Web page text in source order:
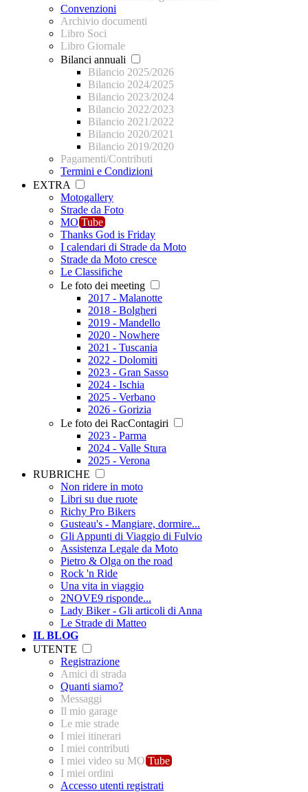
Convenzioni
Archivio documenti
Libro Soci
Libro Giornale
Bilanci annuali
Bilancio 2025/2026
Bilancio 2024/2025
Bilancio 2023/2024
Bilancio 2022/2023
Bilancio 2021/2022
Bilancio 2020/2021
Bilancio 2019/2020
Pagamenti/Contributi
Termini e Condizioni
EXTRA
Motogallery
Strade da Foto
MO Tube
Thanks God is Friday
I calendari di Strade da Moto
Strade da Moto cresce
Le Classifiche
Le foto dei meeting
2017 - Malanotte
2018 - Bolgheri
2019 - Mandello
2020 - Nowhere
2021 - Tuscania
2022 - Dolomiti
2023 - Gran Sasso
2024 - Ischia
2025 - Verbano
2026 - Gorizia
Le foto dei RacContagiri
2023 - Parma
2024 - Valle Stura
2025 - Verona
RUBRICHE
Non ridere in moto
Libri su due ruote
Richy Pro Bikers
Gusteau's - Mangiare, dormire...
Gli Appunti di Viaggio di Fulvio
Assistenza Legale da Moto
Pietro & Olga on the road
Rock 'n Ride
Una vita in viaggio
2NOVE9 risponde...
Lady Biker - Gli articoli di Anna
Le Strade di Matteo
IL BLOG
UTENTE
Registrazione
Amici di strada
Quanti siamo?
Messaggi
Il mio garage
Le mie strade
I miei itinerari
I miei contributi
I miei video su MO Tube
I miei ordini
Accesso utenti registrati